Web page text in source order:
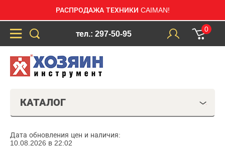
РАСПРОДАЖА ТЕХНИКИ CAIMAN!
тел.: 297-50-95
0
КАТАЛОГ
Дата обновления цен и наличия:
10.08.2026 в 22:02